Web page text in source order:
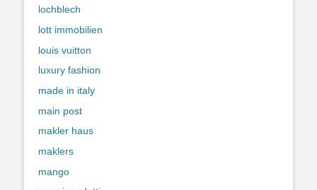
lochblech
lott immobilien
louis vuitton
luxury fashion
made in italy
main post
makler haus
maklers
mango